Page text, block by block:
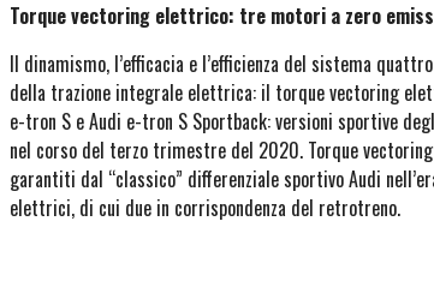
Torque vectoring elettrico: tre motori a zero
Il dinamismo, l’efficacia e l’efficienza del sistema
della trazione integrale elettrica: il torque vectoring
e-tron S e Audi e-tron S Sportback: versioni sportive
nel corso del terzo trimestre del 2020. Torque
garantiti dal “classico” differenziale sportivo Audi
elettrici, di cui due in corrispondenza del retrotreno.